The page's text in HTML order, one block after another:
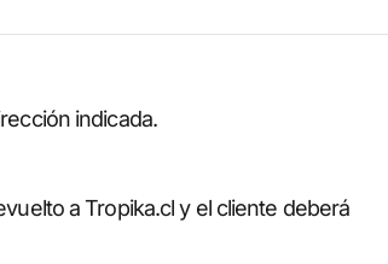
indicada.
a Tropika.cl y el cliente deberá